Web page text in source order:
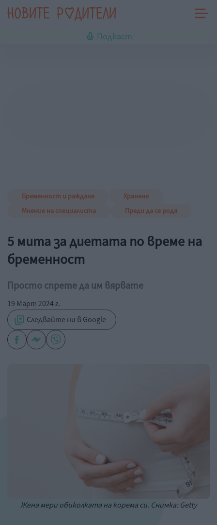
Подкаст
Бременност и раждане
Хранене
Мнение на специалиста
Преди да се родя
5 мита за диетата по време на
бременност
Просто спрете да им вярвате
19 Март 2024 г.
Следвайте ни в Google
Жена мери обиколката на корема си. Снимка: Getty